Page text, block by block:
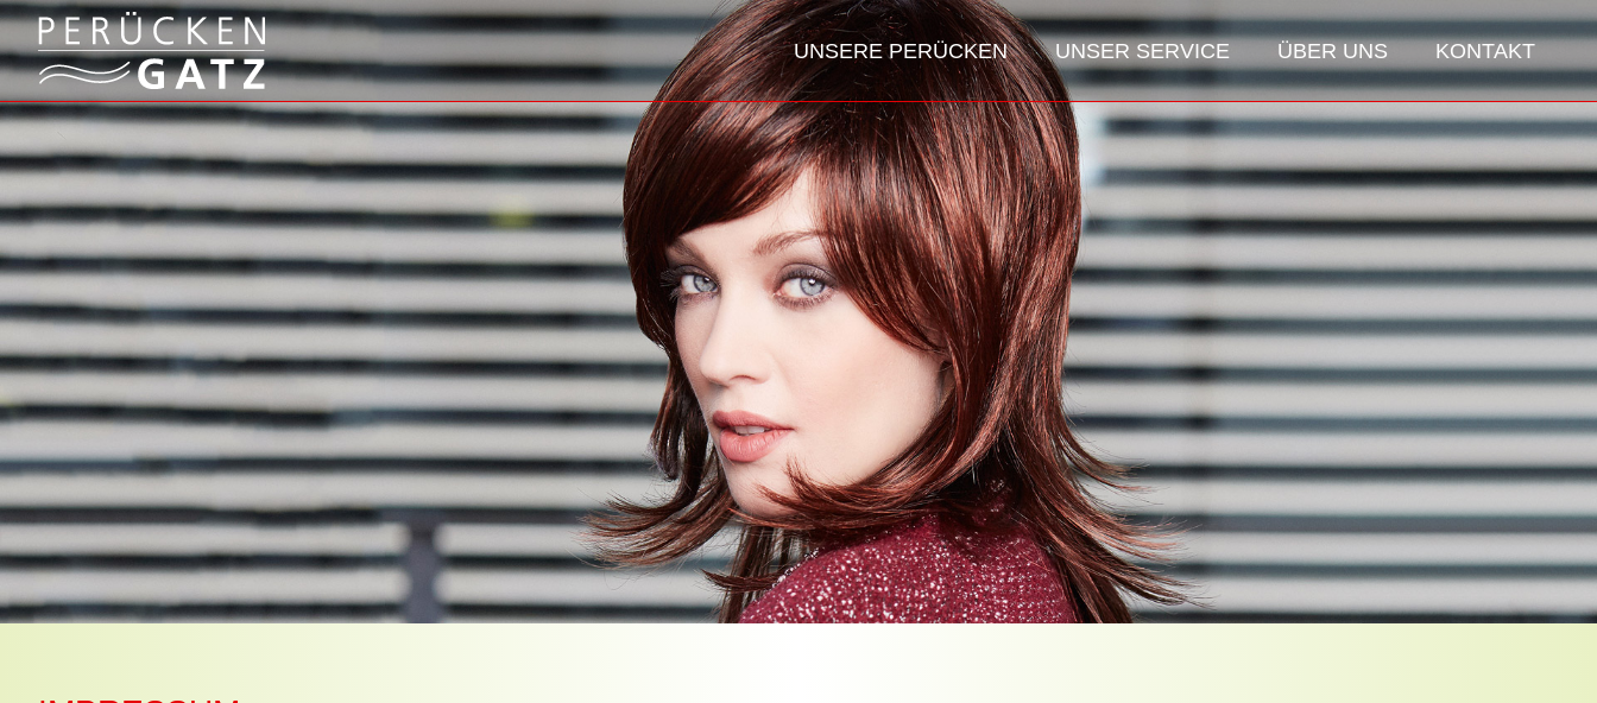
UNSERE PERÜCKEN UNSER SERVICE ÜBER UNS KONTAKT